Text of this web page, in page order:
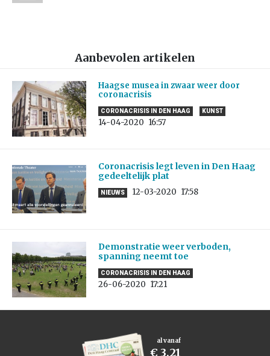
Aanbevolen artikelen
Haagse musea in zwaar weer door
coronacrisis
CORONACRISIS IN DEN HAAG KUNST
14-04-2020 16:57
Coronacrisis legt leven in Den Haag
gedeeltelijk plat
NIEUWS 12-03-2020 17:58
Demonstratie weer verboden,
spanning neemt toe
CORONACRISIS IN DEN HAAG
26-06-2020 17:21
al vanaf
€ 3,21